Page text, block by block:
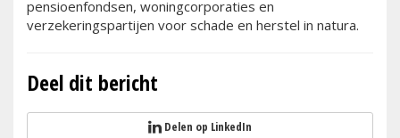
pensioenfondsen, woningcorporaties en
verzekeringspartijen voor schade en herstel in natura.
Deel dit bericht
Delen op LinkedIn